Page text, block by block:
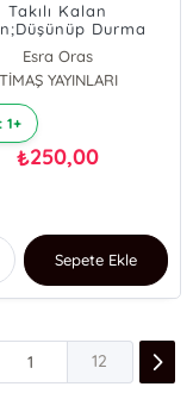
Takılı Kalan
Durma
Çıkış
Rehberi
Esra Oras
TİMAŞ YAYINLARI
1+
₺250,00
Sepete Ekle
12